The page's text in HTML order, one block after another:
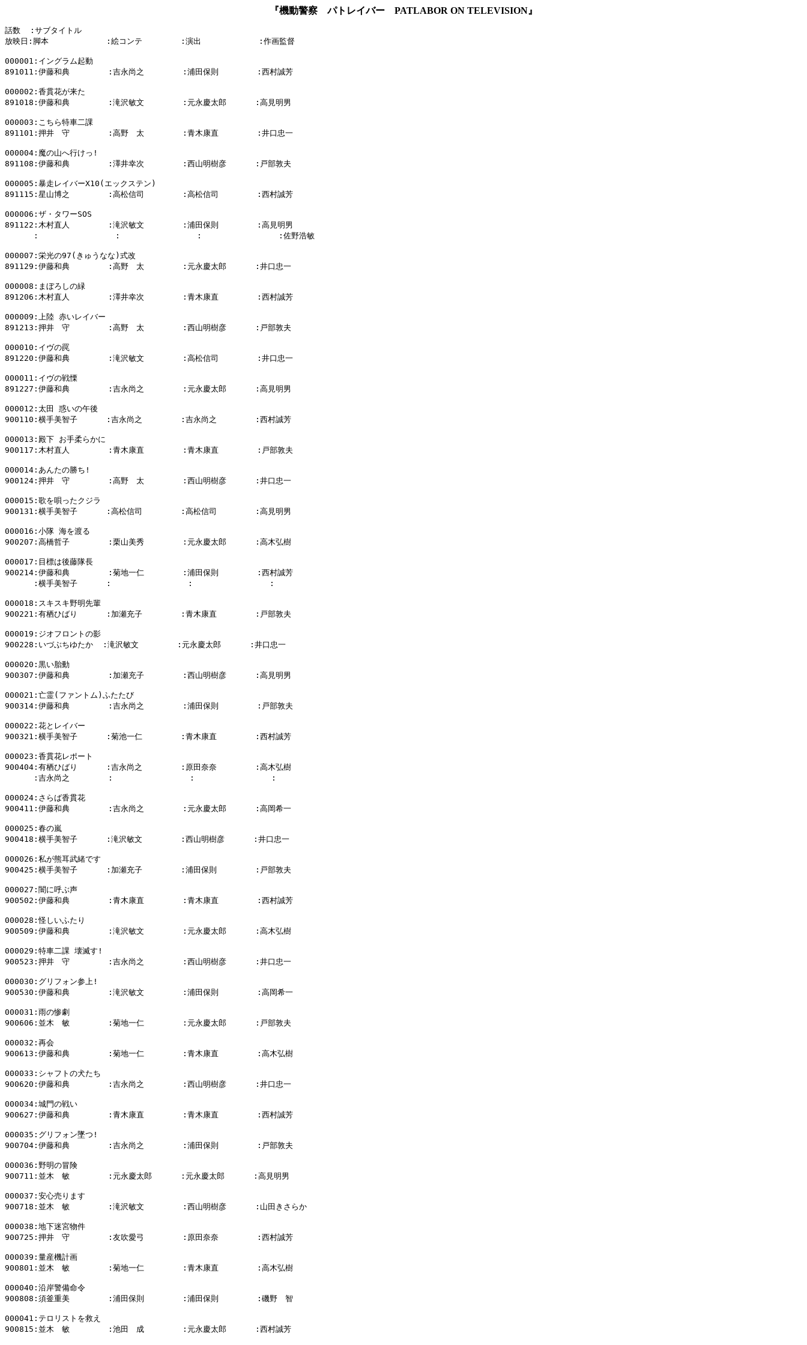
『機動警察 パトレイバー PATLABOR ON TELEVISION』
話数  :サブタイトル
放映日:脚本            :絵コンテ        :演出            :作画監督
000001:イングラム起動
891011:伊藤和典        :吉永尚之        :浦田保則        :西村誠芳
000002:香貫花が来た
891018:伊藤和典        :滝沢敏文        :元永慶太郎      :高見明男
000003:こちら特車二課
891101:押井　守        :高野　太        :青木康直        :井口忠一
000004:魔の山へ行けっ!
891108:伊藤和典        :澤井幸次        :西山明樹彦      :戸部敦夫
000005:暴走レイバーX10(エックステン)
891115:星山博之        :高松信司        :高松信司        :西村誠芳
000006:ザ・タワーSOS
891122:木村直人        :滝沢敏文        :浦田保則        :高見明男
      :                :                :                :佐野浩敏
000007:栄光の97(きゅうなな)式改
891129:伊藤和典        :高野　太        :元永慶太郎      :井口忠一
000008:まぼろしの緑
891206:木村直人        :澤井幸次        :青木康直        :西村誠芳
000009:上陸 赤いレイバー
891213:押井　守        :高野　太        :西山明樹彦      :戸部敦夫
000010:イヴの罠
891220:伊藤和典        :滝沢敏文        :高松信司        :井口忠一
000011:イヴの戦慄
891227:伊藤和典        :吉永尚之        :元永慶太郎      :高見明男
000012:太田 惑いの午後
900110:横手美智子      :吉永尚之        :吉永尚之        :西村誠芳
000013:殿下 お手柔らかに
900117:木村直人        :青木康直        :青木康直        :戸部敦夫
000014:あんたの勝ち!
900124:押井　守        :高野　太        :西山明樹彦      :井口忠一
000015:歌を唄ったクジラ
900131:横手美智子      :高松信司        :高松信司        :高見明男
000016:小隊 海を渡る
900207:高橋哲子        :栗山美秀        :元永慶太郎      :高木弘樹
000017:目標は後藤隊長
900214:伊藤和典        :菊地一仁        :浦田保則        :西村誠芳
      :横手美智子      :                :                :
000018:スキスキ野明先輩
900221:有栖ひばり      :加瀬充子        :青木康直        :戸部敦夫
000019:ジオフロントの影
900228:いづぶちゆたか  :滝沢敏文        :元永慶太郎      :井口忠一
000020:黒い胎動
900307:伊藤和典        :加瀬充子        :西山明樹彦      :高見明男
000021:亡霊(ファントム)ふたたび
900314:伊藤和典        :吉永尚之        :浦田保則        :戸部敦夫
000022:花とレイバー
900321:横手美智子      :菊池一仁        :青木康直        :西村誠芳
000023:香貫花レポート
900404:有栖ひばり      :吉永尚之        :原田奈奈        :高木弘樹
      :吉永尚之        :                :                :
000024:さらば香貫花
900411:伊藤和典        :吉永尚之        :元永慶太郎      :高岡希一
000025:春の嵐
900418:横手美智子      :滝沢敏文        :西山明樹彦      :井口忠一
000026:私が熊耳武緒です
900425:横手美智子      :加瀬充子        :浦田保則        :戸部敦夫
000027:闇に呼ぶ声
900502:伊藤和典        :青木康直        :青木康直        :西村誠芳
000028:怪しいふたり
900509:伊藤和典        :滝沢敏文        :元永慶太郎      :高木弘樹
000029:特車二課 壊滅す!
900523:押井　守        :吉永尚之        :西山明樹彦      :井口忠一
000030:グリフォン参上!
900530:伊藤和典        :滝沢敏文        :浦田保則        :高岡希一
000031:雨の惨劇
900606:並木　敏        :菊地一仁        :元永慶太郎      :戸部敦夫
000032:再会
900613:伊藤和典        :菊地一仁        :青木康直        :高木弘樹
000033:シャフトの犬たち
900620:伊藤和典        :吉永尚之        :西山明樹彦      :井口忠一
000034:城門の戦い
900627:伊藤和典        :青木康直        :青木康直        :西村誠芳
000035:グリフォン墜つ!
900704:伊藤和典        :吉永尚之        :浦田保則        :戸部敦夫
000036:野明の冒険
900711:並木　敏        :元永慶太郎      :元永慶太郎      :高見明男
000037:安心売ります
900718:並木　敏        :滝沢敏文        :西山明樹彦      :山田きさらか
000038:地下迷宮物件
900725:押井　守        :友吹愛弓        :原田奈奈        :西村誠芳
000039:量産機計画
900801:並木　敏        :菊地一仁        :青木康直        :高木弘樹
000040:沿岸警備命令
900808:須釜重美        :浦田保則        :浦田保則        :磯野　智
000041:テロリストを救え
900815:並木　敏        :池田　成        :元永慶太郎      :西村誠芳